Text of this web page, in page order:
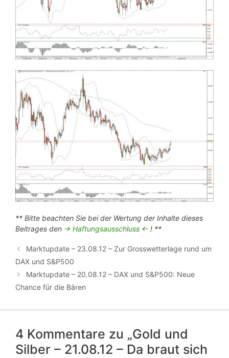
** Bitte beachten Sie bei der Wertung der Inhalte dieses
Beitrages den -> Haftungsausschluss <- ! **
Marktupdate – 23.08.12 – Zur Grosswetterlage rund um
DAX und S&P500
Marktupdate – 20.08.12 – DAX und S&P500: Neue
Chance für die Bären
4 Kommentare zu „Gold und
Silber – 21.08.12 – Da braut sich